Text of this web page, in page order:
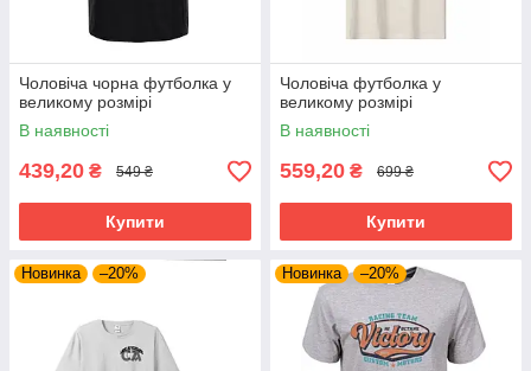
Чоловіча чорна футболка у
великому розмірі
В наявності
439,20 ₴ 549 ₴
Купити
Чоловіча футболка у
великому розмірі
В наявності
559,20 ₴ 699 ₴
Купити
Новинка –20% Новинка –20%